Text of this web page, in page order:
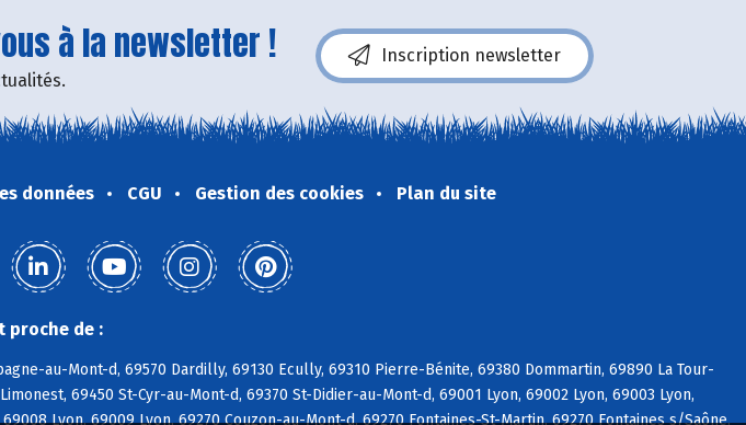
à la newsletter ! Inscription newsletter
données CGU Gestion des cookies Plan du site
proche de :
au-Mont-d, 69570 Dardilly, 69130 Ecully, 69310 Pierre-Bénite, 69380 Dommartin, 69890 La Tour-
69450 St-Cyr-au-Mont-d, 69370 St-Didier-au-Mont-d, 69001 Lyon, 69002 Lyon, 69003 Lyon,
Lyon, 69009 Lyon, 69270 Couzon-au-Mont-d, 69270 Fontaines-St-Martin, 69270 Fontaines s/Saône,